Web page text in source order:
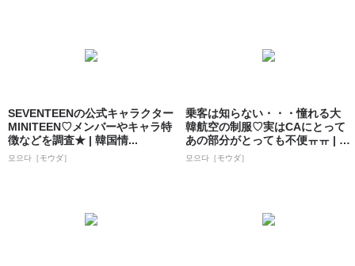
SEVENTEENの公式キャラクター
MINITEEN♡メンバーやキャラ特
徴などを調査★ | 韓国情...
모으다［モウダ］
乗客は知らない・・・憧れる大
韓航空の制服♡実はCAにとって
あの部分がとっても不便ㅠㅠ | 韓
国情報...
모으다［モウダ］